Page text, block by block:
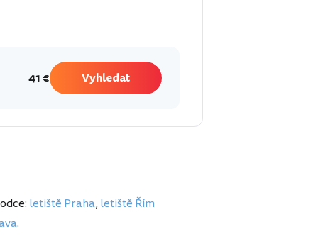
41 € Vyhledat
letiště Praha, letiště Řím
.